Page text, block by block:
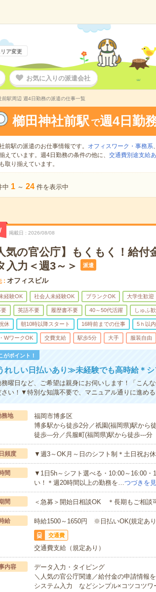
ア変更
お気に入りの派遣会社
前駅周辺 週4日勤務の派遣の仕事一覧
櫛田神社前駅 で週4日勤
前駅の派遣のお仕事情報です。 オフィスワーク・事務系、
えています。週4日勤務の条件の他に、 交通費別途支給
取り揃えています。
中 1 ～ 24 件を表示中
掲載日 2026/08/08
気の官公庁】もくもく！給
入力＜週3～＞
派遣
オフィスビル
経験OK 社会人未経験OK ブランクOK 大学生歓迎
英語不要 履歴書不要 40～50代活躍 しゅふ
休 朝10時以降スタート 16時前までの仕事 5ｈ以
WワークOK 交費支給 駅歩5分 大手 服装自由
がポイント！
しい日払いあり≫未経験でも高時給＊シ
曜日など、ご希望は親身にお伺いします！「こん
さい！▼特別な知識不要で、マニュアル通りに進める
務地
福岡市博多区
博多駅から徒歩2分／祇園(福岡県)駅から
徒歩---分／呉服町(福岡県)駅から徒歩---分
頻度 ▼週3～OK月～日のシフト制＊土日祝お
間
▼1日5h～シフト選べる・10:00～16:00
い！＊週20時間以上の勤務を…つづきを
間 ＜急募＞開始日相談OK ＊長期もご相談
給 時給1500～1650円 ※日払いOK(規定あ
交通費
交通費支給（規定あり）
内容
データ入力・タイピング
＼人気の官公庁関連／給付金の申請情報
システム入力 などシンプル×コツコツ